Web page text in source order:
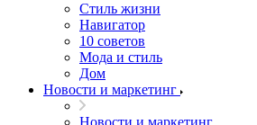
Стиль жизни
Навигатор
10 советов
Мода и стиль
Дом
Новости и маркетинг
Новости и маркетинг